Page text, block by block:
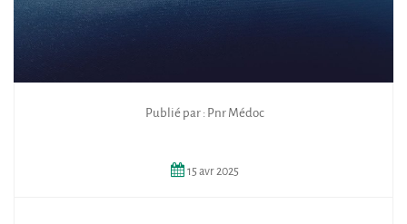
Publié par : Pnr Médoc
15avr2025